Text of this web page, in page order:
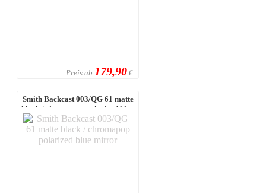
Preis ab 179,90 €
Smith Backcast 003/QG 61 matte
black / chromapop polarized blue
...